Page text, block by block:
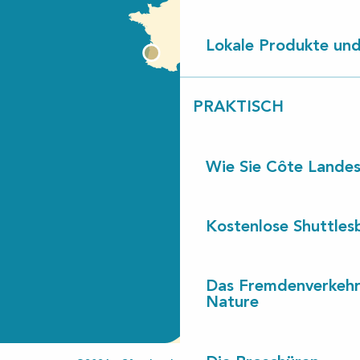
Lokale Produkte
PRAKTISCH
Wie Sie Côte
Kostenlose
Das
Nature